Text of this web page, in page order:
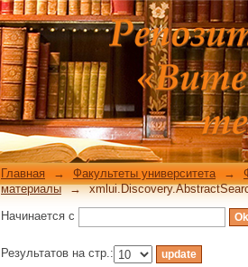
filtertype_0=subject
Главная → Факультеты университета →
материалы →
Начинается с
Результатов на стр.: